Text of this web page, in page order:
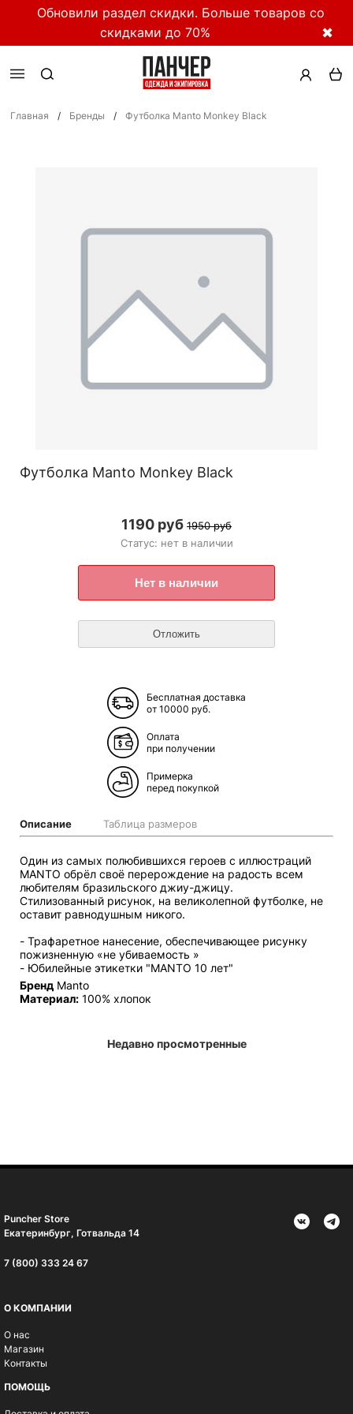
Обновили раздел скидки. Больше товаров со
скидками до 70%
✖
Главная / Бренды / Футболка Manto Monkey Black
Футболка Manto Monkey Black
1190 руб 1950 руб
Статус: нет в наличии
Бесплатная доставка
от 10000 руб.
Оплата
при получении
Примерка
перед покупкой
Описание Таблица размеров
Один из самых полюбившихся героев c иллюстраций
MANTO обрёл своё перерождение на радость всем
любителям бразильского джиу-джицу.
Стилизованный рисунок, на великолепной футболке, не
оставит равнодушным никого.
- Трафаретное нанесение, обеспечивающее рисунку
пожизненную «не убиваемость »
- Юбилейные этикетки "MANTO 10 лет"
Бренд Manto
Материал: 100% хлопок
Недавно просмотренные
Puncher Store
Екатеринбург, Готвальда 14
7 (800) 333 24 67
О КОМПАНИИ
О нас
Магазин
Контакты
ПОМОЩЬ